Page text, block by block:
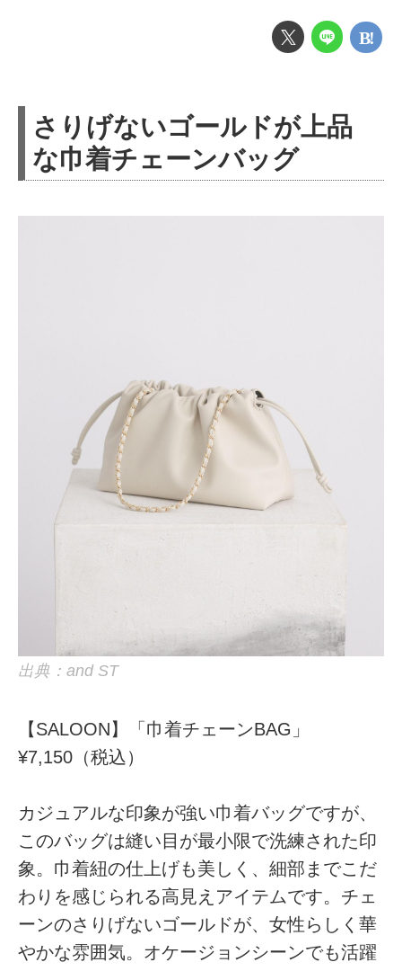
さりげないゴールドが上品
な巾着チェーンバッグ
出典：and ST
【SALOON】「巾着チェーンBAG」
¥7,150（税込）
カジュアルな印象が強い巾着バッグですが、
このバッグは縫い目が最小限で洗練された印
象。巾着紐の仕上げも美しく、細部までこだ
わりを感じられる高見えアイテムです。チェ
ーンのさりげないゴールドが、女性らしく華
やかな雰囲気。オケージョンシーンでも活躍